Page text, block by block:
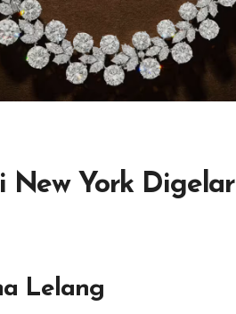
New York Digelar
Lelang